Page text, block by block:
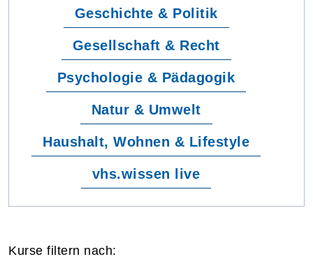
Geschichte & Politik
Gesellschaft & Recht
Psychologie & Pädagogik
Natur & Umwelt
Haushalt, Wohnen & Lifestyle
vhs.wissen live
Kurse filtern nach: